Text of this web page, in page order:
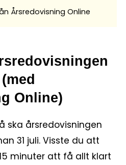
Årsredovisning Online
Online)
ska årsredovisningen
31 juli. Visste du att
minuter att få allt klart